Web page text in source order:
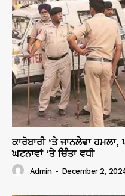
ਕਾਰੋਬਾਰੀ ‘ਤੇ ਜਾਨਲੇਵਾ
ਘਟਨਾਵਾਂ ‘ਤੇ ਚਿੰਤਾ ਵਧੀ
Admin - December 2,